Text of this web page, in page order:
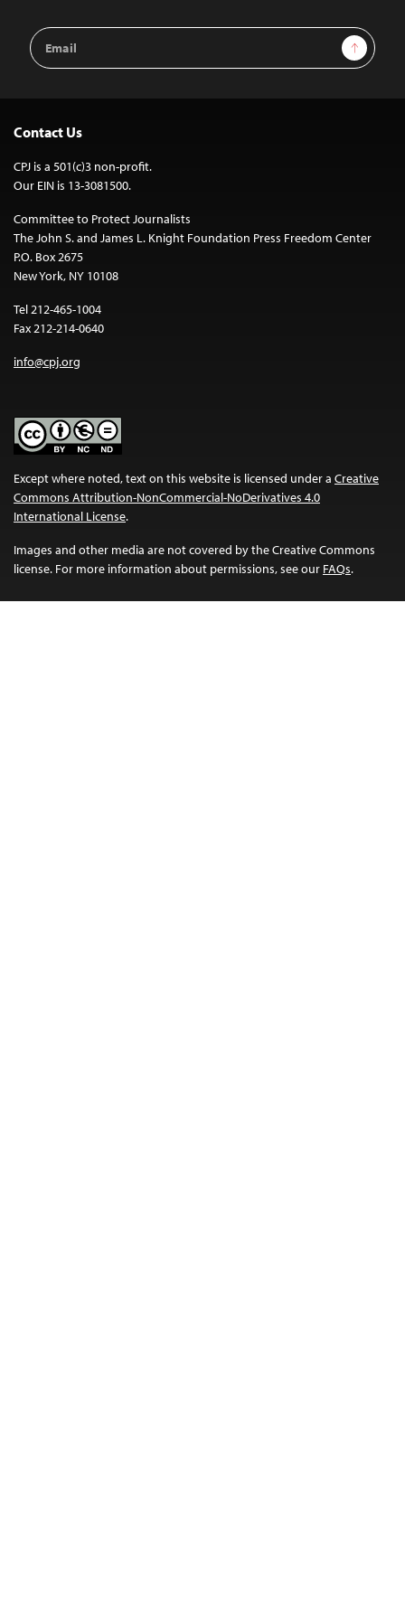
Email
Address
Sign Up
Contact Us
CPJ is a 501(c)3 non-profit.
Our EIN is 13-3081500.
Committee to Protect Journalists
The John S. and James L. Knight Foundation Press Freedom Center
P.O. Box 2675
New York, NY 10108
Tel 212-465-1004
Fax 212-214-0640
info@cpj.org
Except where noted, text on this website is licensed under a Creative
Commons Attribution-NonCommercial-NoDerivatives 4.0
International License.
Images and other media are not covered by the Creative Commons
license. For more information about permissions, see our FAQs.